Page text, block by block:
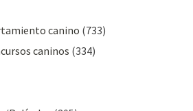
canino (733)
caninos (334)